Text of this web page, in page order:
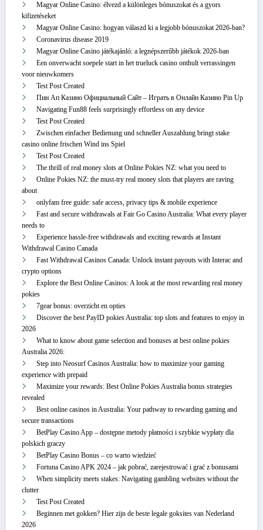
Magyar Online Casino: élvezd a különleges bónuszokat és a gyors
kifizetéseket
Magyar Online Casino: hogyan válaszd ki a legjobb bónuszokat 2026-ban?
Coronavirus disease 2019
Magyar Online Casino játékajánló: a legnépszerűbb játékok 2026-ban
Een onverwacht soepele start in het trueluck casino onthult verrassingen
voor nieuwkomers
Test Post Created
Пин Ап Казино Официальный Сайт – Играть в Онлайн Казино Pin Up
Navigating Fun88 feels surprisingly effortless on any device
Test Post Created
Zwischen einfacher Bedienung und schneller Auszahlung bringt stake
casino online frischen Wind ins Spiel
Test Post Created
The thrill of real money slots at Online Pokies NZ: what you need to
Online Pokies NZ: the must-try real money slots that players are raving
about
onlyfam free guide: safe access, privacy tips & mobile experience
Fast and secure withdrawals at Fair Go Casino Australia: What every player
needs to
Experience hassle-free withdrawals and exciting rewards at Instant
Withdrawal Casino Canada
Fast Withdrawal Casinos Canada: Unlock instant payouts with Interac and
crypto options
Explore the Best Online Casinos: A look at the most rewarding real money
pokies
7gear bonus: overzicht en opties
Discover the best PayID pokies Australia: top slots and features to enjoy in
2026
What to know about game selection and bonuses at best online pokies
Australia 2026:
Step into Neosurf Casinos Australia: how to maximize your gaming
experience with prepaid
Maximize your rewards: Best Online Pokies Australia bonus strategies
revealed
Best online casinos in Australia: Your pathway to rewarding gaming and
secure transactions
BetPlay Casino App – dostępne metody płatności i szybkie wypłaty dla
polskich graczy
BetPlay Casino Bonus – co warto wiedzieć
Fortuna Casino APK 2024 – jak pobrać, zarejestrować i grać z bonusami
When simplicity meets stakes: Navigating gambling websites without the
clutter
Test Post Created
Beginnen met gokken? Hier zijn de beste legale goksites van Nederland
2026